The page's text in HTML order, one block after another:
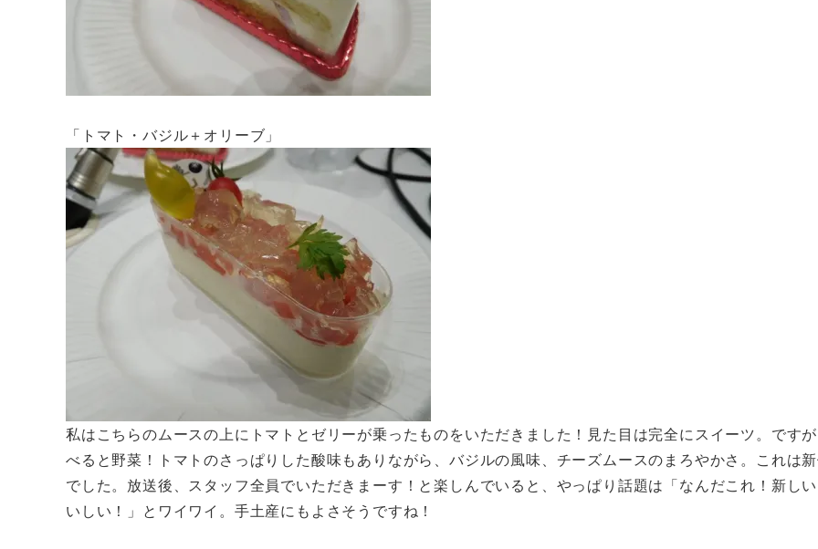
「トマト・バジル＋オリーブ」
私はこちらのムースの上にトマトとゼリーが乗ったものをいただきました！見た目は完全にスイーツ。です
べると野菜！トマトのさっぱりした酸味もありながら、バジルの風味、チーズムースのまろやかさ。これは
でした。放送後、スタッフ全員でいただきまーす！と楽しんでいると、やっぱり話題は「なんだこれ！新し
いしい！」とワイワイ。手土産にもよさそうですね！